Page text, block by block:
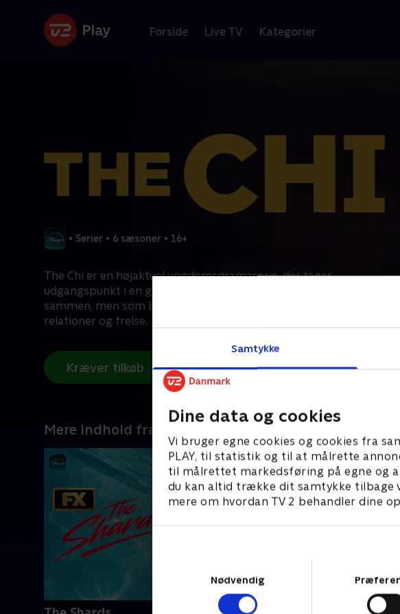
Samtykke
Dine data og cookies
Vi bruger egne cookies og cookies fra
PLAY, til statistik og til at målrette
til målrettet markedsføring på egne og
du kan altid trække dit samtykke tilbage
mere om hvordan TV 2 behandler dine
Nødvendig
Forside Live TV Kategorier
• Serier • 6 sæsoner • 16+
The Chi er en højaktuel ungdomsdramaserie, der tager
udgangspunkt i en gruppe borgere, der tilfældigt knyttes
sammen, men som bliver tæt forbundet af et fælles behov for
relationer og frelse.
Kræver tilkøb
Mere indhold fra Disney+